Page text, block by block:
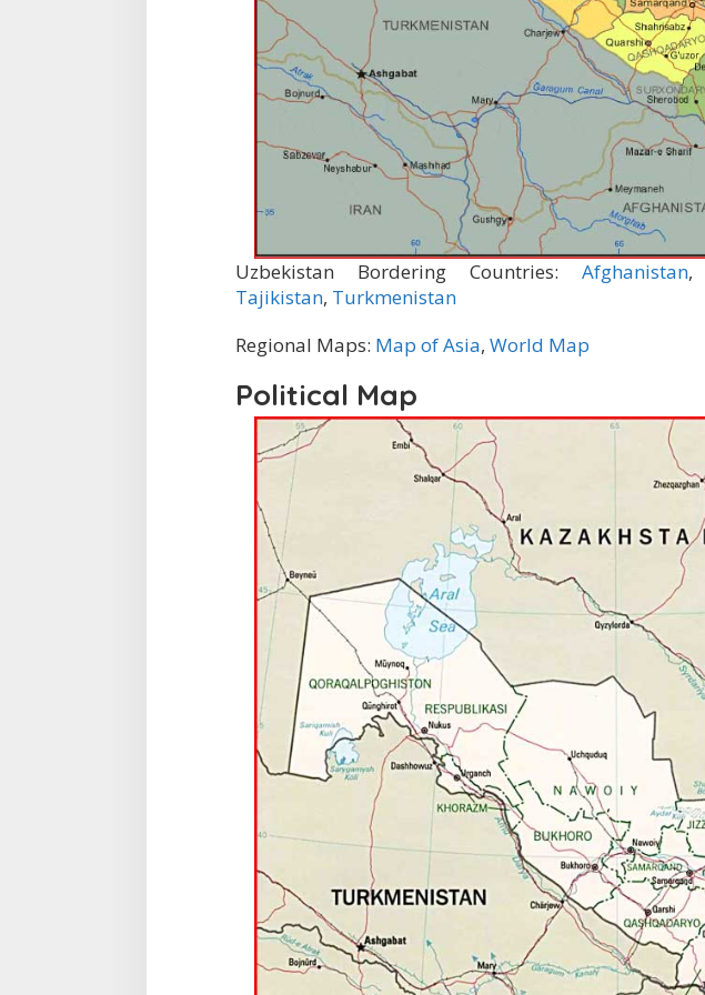
Uzbekistan Bordering Countries: Afghanistan,
Tajikistan, Turkmenistan
Regional Maps: Map of Asia, World Map
Political Map